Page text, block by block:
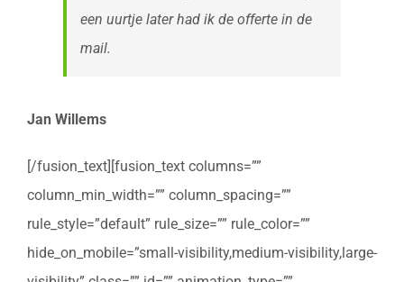
een uurtje later had ik de offerte in de
mail.
Jan Willems
[/fusion_text][fusion_text columns=””
column_min_width=”” column_spacing=””
rule_style=”default” rule_size=”” rule_color=””
hide_on_mobile=”small-visibility,medium-visibility,large-